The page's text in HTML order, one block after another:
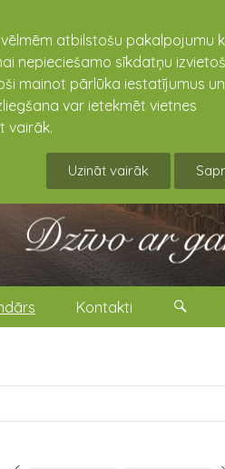
atbilstošu pakalpojumu
nepieciešamo sīkdatņu
mainot pārlūka iestatījumus
var ietekmēt vietnes
vairāk.
Uzināt vairāk
Kontakti